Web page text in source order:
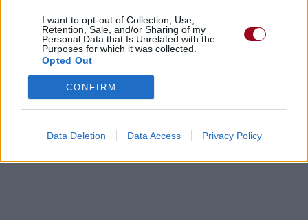
I want to opt-out of Collection, Use,
Retention, Sale, and/or Sharing of my
Personal Data that Is Unrelated with the
Purposes for which it was collected.
Opted Out
CONFIRM
Data Deletion Data Access Privacy Policy
Paroles + Traduction Téléchargement
Vidéos
Commentaires
Dire «merci» pour cette traduction